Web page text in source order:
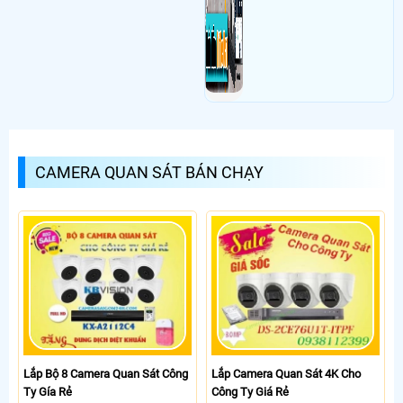
CAMERA QUAN SÁT BÁN CHẠY
Lắp Bộ 8 Camera Quan Sát Công
Ty Gía Rẻ
Lắp Camera Quan Sát 4K Cho
Công Ty Giá Rẻ